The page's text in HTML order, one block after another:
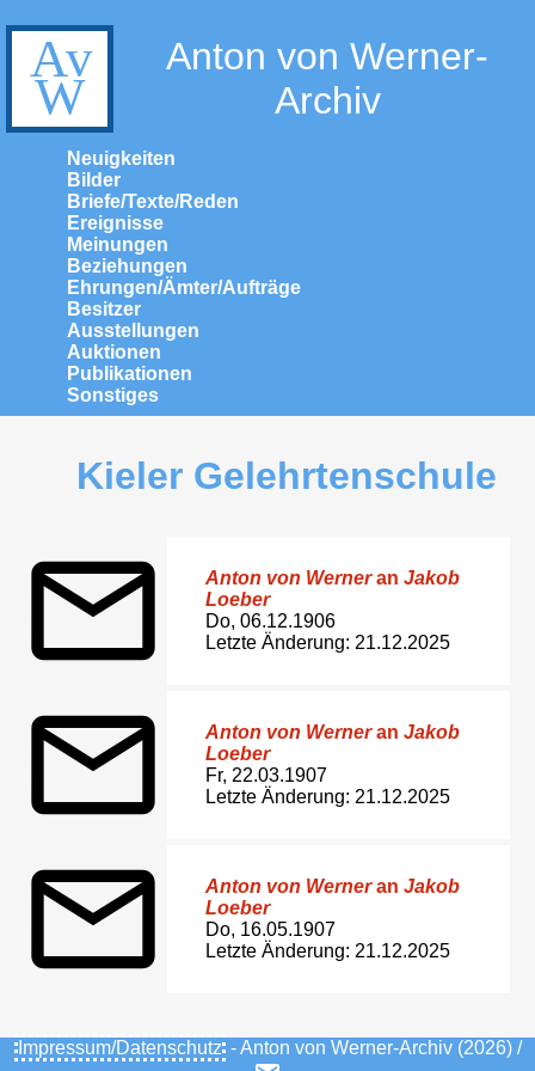
Anton von Werner-
Archiv
Neuigkeiten
Bilder
Briefe/Texte/Reden
Ereignisse
Meinungen
Beziehungen
Ehrungen/Ämter/Aufträge
Besitzer
Ausstellungen
Auktionen
Publikationen
Sonstiges
Kieler Gelehrtenschule
Anton von Werneran Jakob
Loeber
Do, 06.12.1906
Letzte Änderung: 21.12.2025
Anton von Werneran Jakob
Loeber
Fr, 22.03.1907
Letzte Änderung: 21.12.2025
Anton von Werneran Jakob
Loeber
Do, 16.05.1907
Letzte Änderung: 21.12.2025
Impressum/Datenschutz - Anton von Werner-Archiv (2026) /